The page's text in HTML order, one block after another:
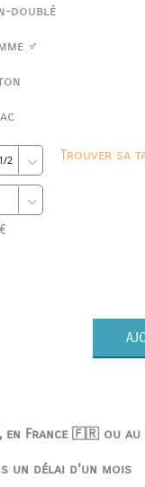
doublé
♂
Trouver sa
en France 🇫🇷 ou
un délai d'un mois